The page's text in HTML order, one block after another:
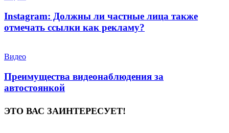
Instagram: Должны ли частные лица также
отмечать ссылки как рекламу?
Видео
Преимущества видеонаблюдения за
автостоянкой
ЭТО ВАС ЗАИНТЕРЕСУЕТ!